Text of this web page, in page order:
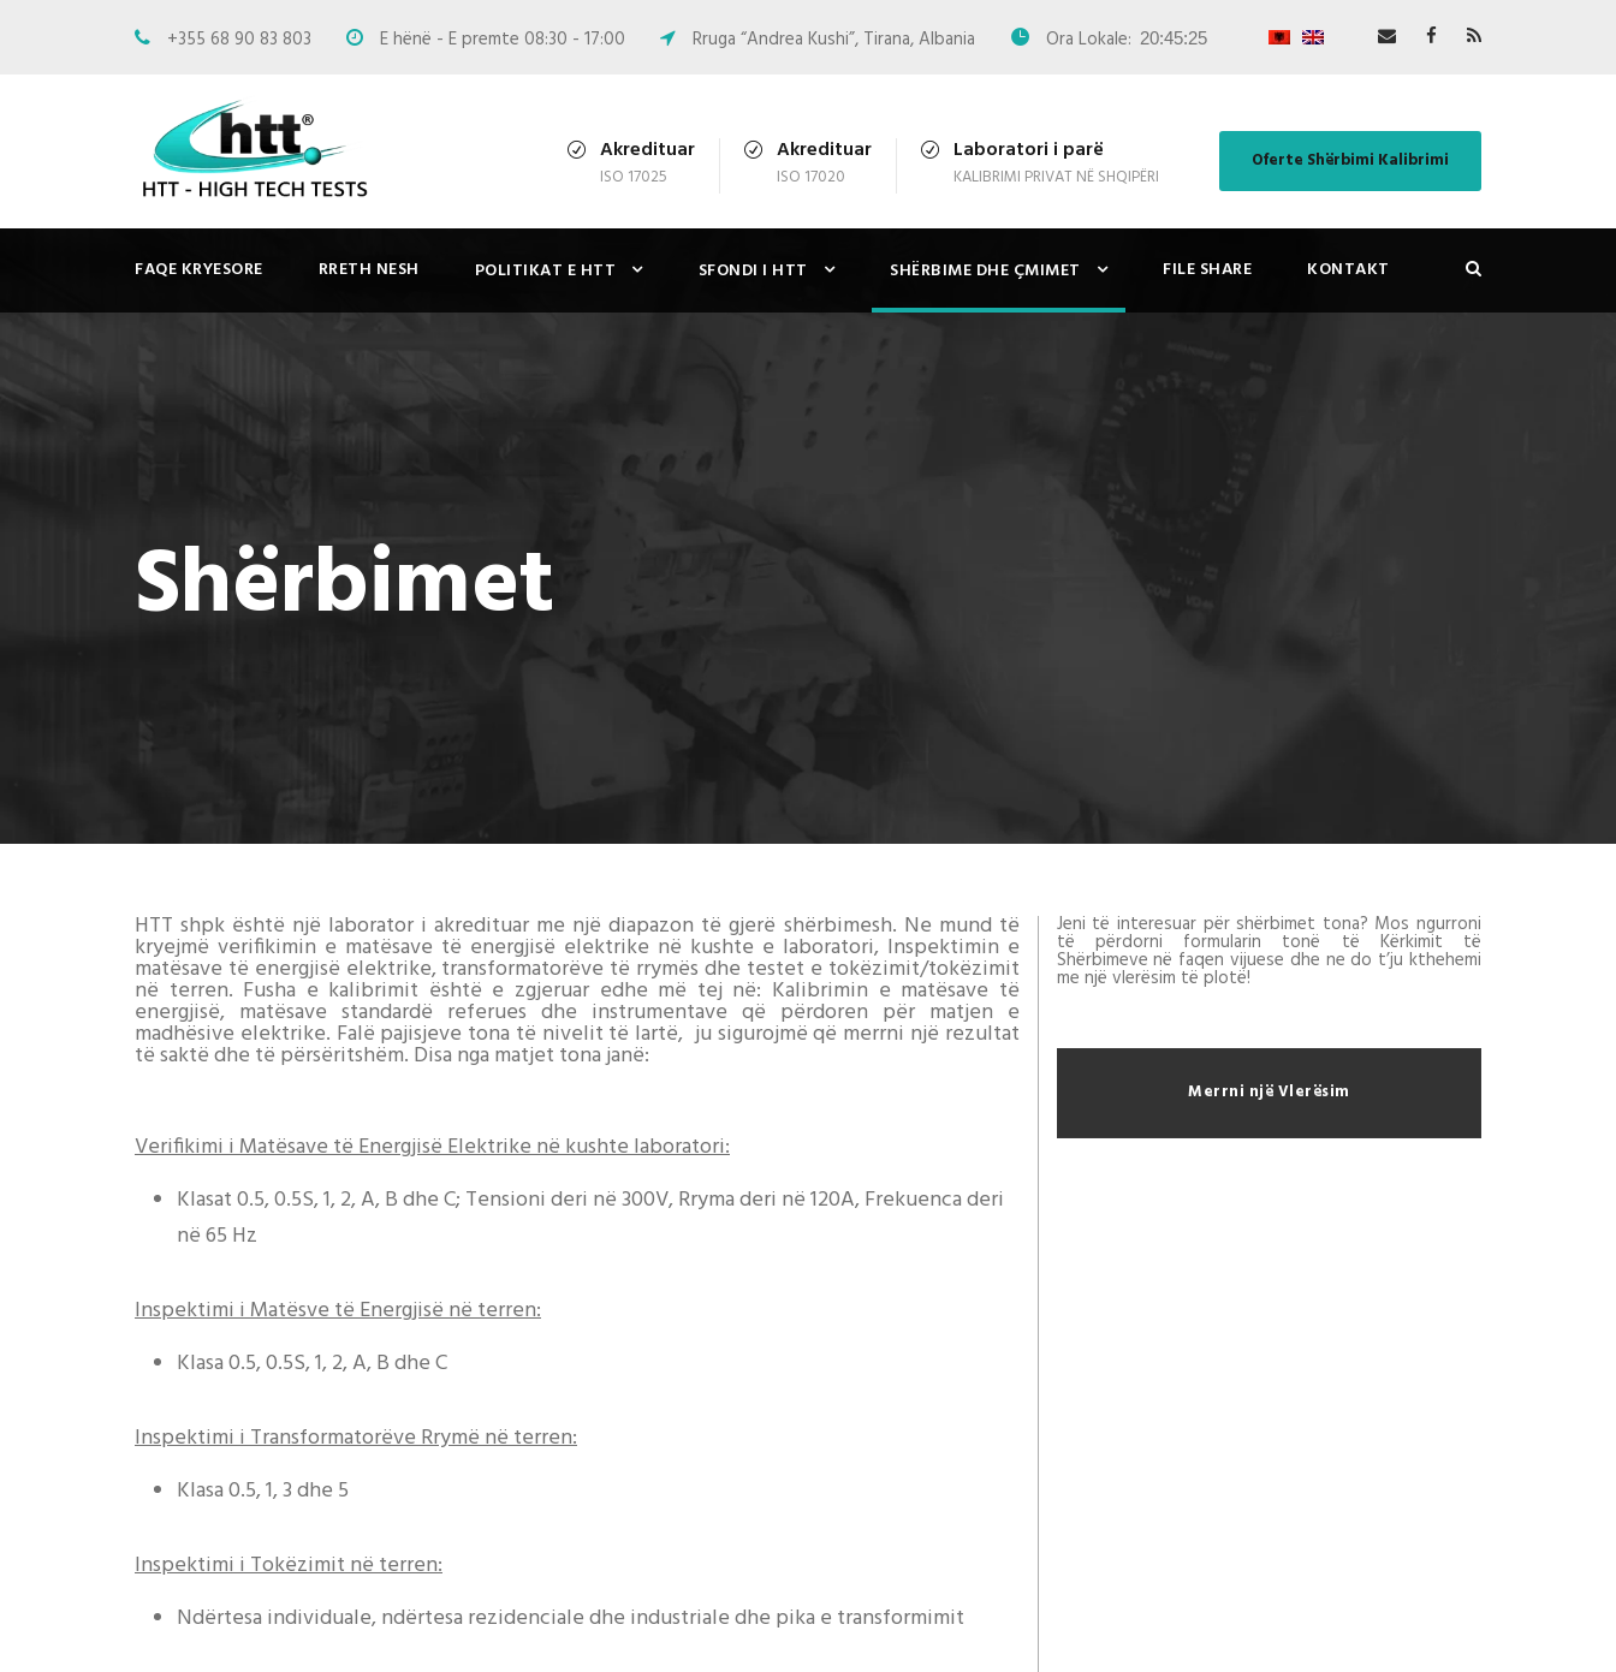
+355 68 90 83 803 E hënë - E premte 08:30 - 17:00 Rruga “Andrea Kushi”, Tirana, Albania Ora Lokale:
Akredituar
ISO 17025
Akredituar
ISO 17020
Laboratori i parë
KALIBRIMI PRIVAT NË SHQIPËRI
Oferte Shërbimi Kalibrimi
FAQE KRYESORE RRETH NESH POLITIKAT E HTT SFONDI I HTT SHËRBIME DHE ÇMIMET FILE SHARE KONTAKT
Shërbimet
HTT shpk është një laborator i akredituar me një diapazon të gjerë shërbimesh. Ne mund të
kryejmë verifikimin e matësave të energjisë elektrike në kushte e laboratori, Inspektimin e
matësave të energjisë elektrike, transformatorëve të rrymës dhe testet e tokëzimit/tokëzimit
në terren. Fusha e kalibrimit është e zgjeruar edhe më tej në: Kalibrimin e matësave të
energjisë, matësave standardë referues dhe instrumentave që përdoren për matjen e
madhësive elektrike. Falë pajisjeve tona të nivelit të lartë, ju sigurojmë që merrni një rezultat
të saktë dhe të përsëritshëm. Disa nga matjet tona janë:
Verifikimi i Matësave të Energjisë Elektrike në kushte laboratori:
Klasat 0.5, 0.5S, 1, 2, A, B dhe C; Tensioni deri në 300V, Rryma deri në 120A, Frekuenca deri
në 65 Hz
Inspektimi i Matësve të Energjisë në terren:
Klasa 0.5, 0.5S, 1, 2, A, B dhe C
Inspektimi i Transformatorëve Rrymë në terren:
Klasa 0.5, 1, 3 dhe 5
Inspektimi i Tokëzimit në terren:
Ndërtesa individuale, ndërtesa rezidenciale dhe industriale dhe pika e transformimit
Jeni të interesuar për shërbimet tona? Mos ngurroni
të përdorni formularin tonë të Kërkimit të
Shërbimeve në faqen vijuese dhe ne do t’ju kthehemi
me një vlerësim të plotë!
Merrni një Vlerësim